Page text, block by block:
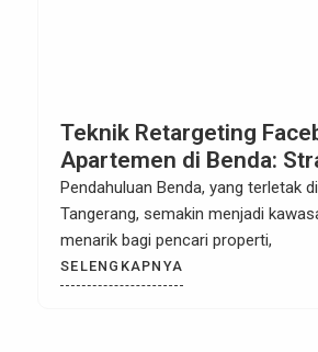
Teknik Retargeting
Apartemen di Benda:
Efektif untuk
Penjualan dan Konversi
Pendahuluan Benda, yang terletak
Tangerang, semakin menjadi
menarik bagi pencari properti,
SELENGKAPNYA